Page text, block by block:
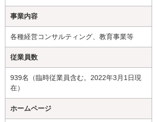
事業内容
各種経営コンサルティング、教育事業等
従業員数
939名（臨時従業員含む。2022年3月1日現
在）
ホームページ